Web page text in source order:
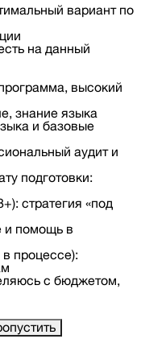
вариант по
на данный
высокий
знание языка
и базовые
аудит и
подготовки:
стратегия «под
и помощь в
процессе):
с бюджетом,